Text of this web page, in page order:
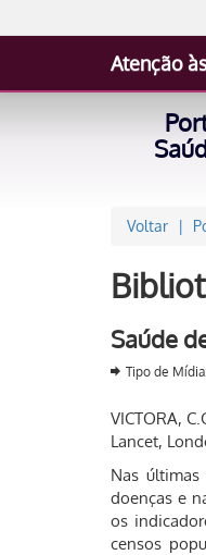
Atenção
Voltar
Saúde
Tipo de
VICTORA,
Lancet,
Nas
doenças e
os
censos